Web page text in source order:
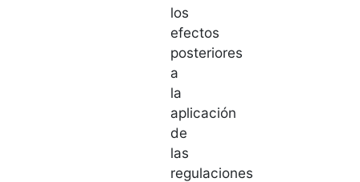
los
efectos
posteriores
a
la
aplicación
de
las
regulaciones